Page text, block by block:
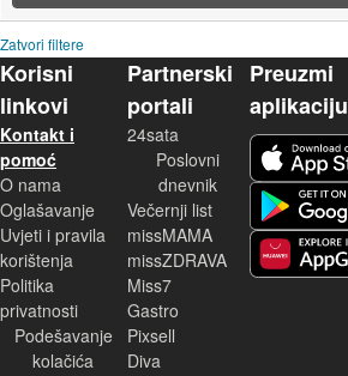
Zatvori filtere
Korisni
linkovi
Kontakt i
pomoć
O nama
Oglašavanje
Uvjeti i pravila
korištenja
Politika
privatnosti
Podešavanje
kolačića
Partnerski
portali
24sata
Poslovni
dnevnik
Večernji list
missMAMA
missZDRAVA
Miss7
Gastro
Pixsell
Diva
Preuzmi
aplikaciju